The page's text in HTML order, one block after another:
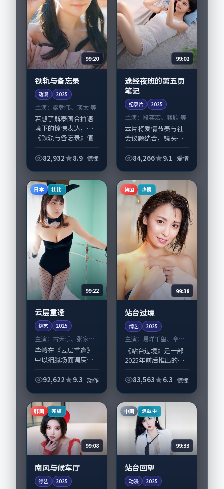
99:20
铁轨与备忘录
动漫 2025
主演： 梁朝伟、瑛太 等
若想了解泰国合拍语
境下的惊悚表达，
《铁轨与备忘录》值
物动机与生活细节的
片2025年面世后在...
82,932 8.9 惊悚
99:02
途经夜班的第五页
笔记
纪录片 2025
主演：段奕宏、蒋欣 等
本片将爱情节奏与社
会议题结合，镜头语
《途经夜班的第五页
线；取景与声音设计
凸显韩国城市质感，
适...
84,266 9.1 爱情
日本 杜比
99:22
云层重逢
综艺 2025
主演： 古天乐、张家辉
等
毕赣在《云层重逢》
中以细腻场面调度呈
乐、张家辉领衔的表
完成制作协同，2025-
07-23纳入...
92,622 9.3 动作
韩国 热播
99:38
站台过境
综艺 2025
主演： 易烊千玺、章子
怡 等
《站台过境》是一部
2025年前后推出的惊
执导，易烊千玺、章
份。故事围绕当代都
市中的抉择与救赎...
83,563 6.3 惊悚
韩国 完结
99:08
南风与候车厅
综艺 2025
中国 连载中
99:33
站台回望
动漫 2025